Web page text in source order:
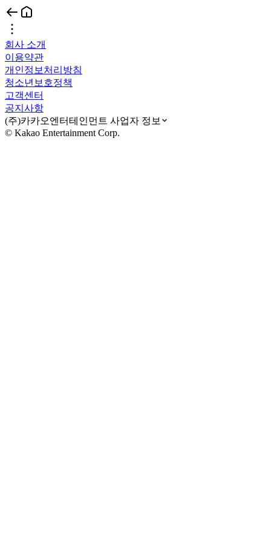
회사 소개
이용약관
개인정보처리방침
청소년보호정책
고객센터
공지사항
(주)카카오엔터테인먼트 사업자 정보
© Kakao Entertainment Corp.